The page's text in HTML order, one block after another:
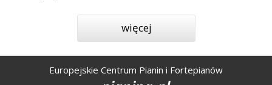
więcej
Europejskie Centrum Pianin i Fortepianów